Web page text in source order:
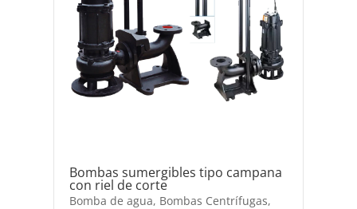
Bombas sumergibles tipo campana
con riel de corte
Bomba de agua, Bombas Centrífugas,